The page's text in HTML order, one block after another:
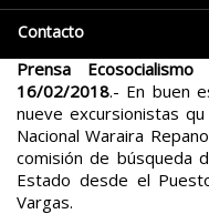
Contacto
Prensa
16/02/2018.- En buen
nueve excursionistas
Nacional Waraira
comisión de búsqueda
Estado desde el
Vargas.